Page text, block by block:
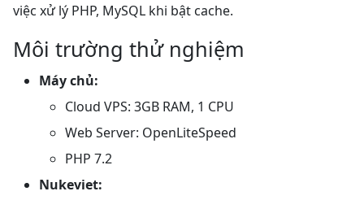
việc xử lý PHP, MySQL khi bật cache.
Môi trường thử nghiệm
Máy chủ:
Cloud VPS: 3GB RAM, 1 CPU
Web Server: OpenLiteSpeed
PHP 7.2
Nukeviet: